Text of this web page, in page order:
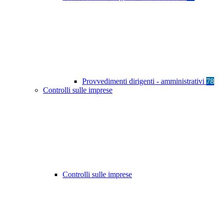
Provvedimenti dirigenti - amministrativi 78
Controlli sulle imprese
Controlli sulle imprese